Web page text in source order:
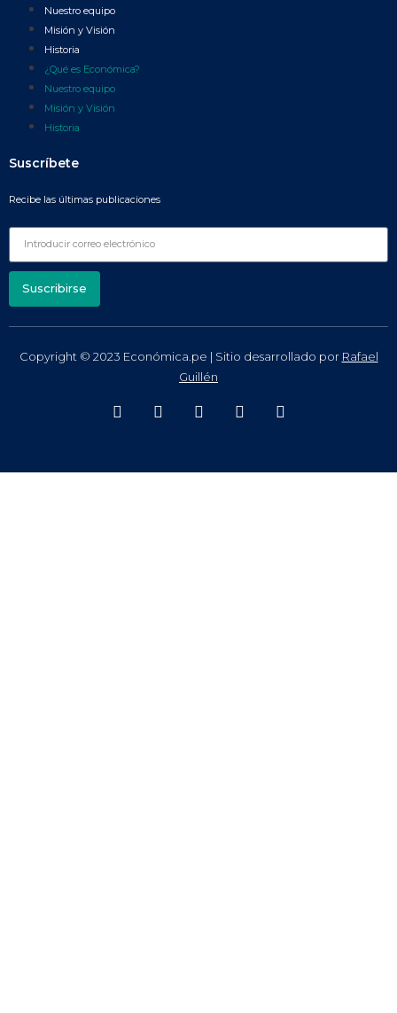
Nuestro equipo
Misión y Visión
Historia
¿Qué es Económica?
Nuestro equipo
Misión y Visión
Historia
Suscríbete
Recibe las últimas publicaciones
Suscribirse
Copyright © 2023 Económica.pe | Sitio desarrollado por Rafael
Guillén